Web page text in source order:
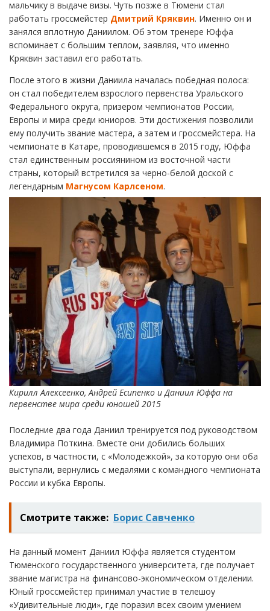
мальчику в выдаче визы. Чуть позже в Тюмени стал
работать гроссмейстер Дмитрий Кряквин. Именно он и
занялся вплотную Даниилом. Об этом тренере Юффа
вспоминает с большим теплом, заявляя, что именно
Кряквин заставил его работать.
После этого в жизни Даниила началась победная полоса:
он стал победителем взрослого первенства Уральского
Федерального округа, призером чемпионатов России,
Европы и мира среди юниоров. Эти достижения позволили
ему получить звание мастера, а затем и гроссмейстера. На
чемпионате в Катаре, проводившемся в 2015 году, Юффа
стал единственным россиянином из восточной части
страны, который встретился за черно-белой доской с
легендарным Магнусом Карлсеном.
Кирилл Алексеенко, Андрей Есипенко и Даниил Юффа на
первенстве мира среди юношей 2015
Последние два года Даниил тренируется под руководством
Владимира Поткина. Вместе они добились больших
успехов, в частности, с «Молодежкой», за которую они оба
выступали, вернулись с медалями с командного чемпионата
России и кубка Европы.
Смотрите также: Борис Савченко
На данный момент Даниил Юффа является студентом
Тюменского государственного университета, где получает
звание магистра на финансово-экономическом отделении.
Юный гроссмейстер принимал участие в телешоу
«Удивительные люди», где поразил всех своим умением